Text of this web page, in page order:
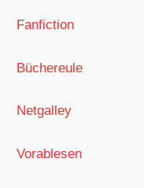
Fanfiction
Büchereule
Netgalley
Vorablesen